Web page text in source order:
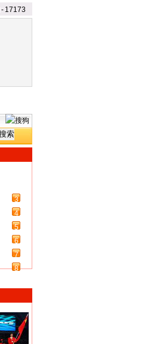
- 17173
3
4
5
6
7
8